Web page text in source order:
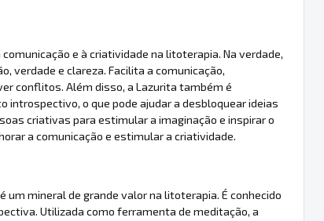
e à criatividade na litoterapia. Na verdade,
verdade e clareza. Facilita a comunicação,
conflitos. Além disso, a Lazurita também é
o que pode ajudar a desbloquear ideias
criativas para estimular a imaginação e inspirar o
a comunicação e estimular a criatividade.
mineral de grande valor na litoterapia. É conhecido
Utilizada como ferramenta de meditação, a